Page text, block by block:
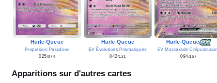
Hurle-Queue
Propulsion Paradoxe
025/074
Hurle-Queue
EV Évolutions Prismatiques
042/131
Hurle-Queue
EV Mascarade
094/167
Apparitions sur d'autres cartes